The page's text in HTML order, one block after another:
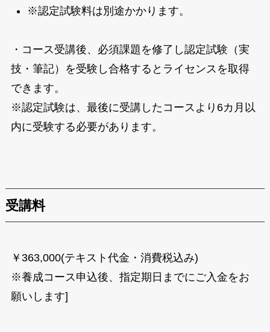
※認定試験料は別途かかります。
・コース受講後、必須課題を修了し認定試験（実
技・筆記）を受験し合格するとライセンスを取得
できます。
※認定試験は、最後に受講したコースより6カ月以
内に受験する必要があります。
受講料
￥363,000(テキスト代金・消費税込み)
※養成コース申込後、指定期日までにご入金をお
願いします]